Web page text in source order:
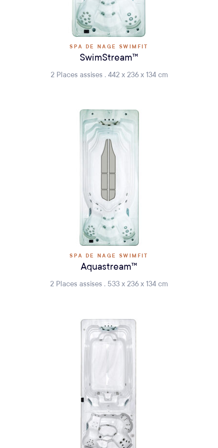
SPA DE NAGE SWIMFIT
SwimStream™
2 Places assises . 442 x 236 x 134 cm
SPA DE NAGE SWIMFIT
Aquastream™
2 Places assises . 533 x 236 x 134 cm